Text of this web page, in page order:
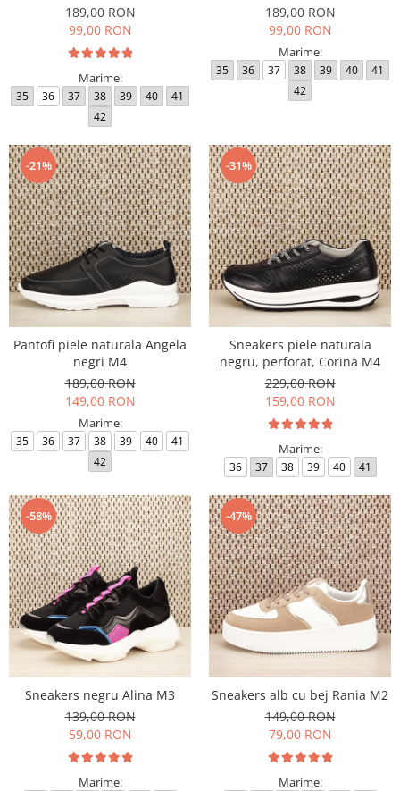
189,00 RON
99,00 RON
Marime:
35 36 37 38 39 40
41
42
189,00 RON
99,00 RON
Marime:
35 36 37 38 39 40
41
42
-21%
Pantofi piele naturala Angela
negri M4
189,00 RON
149,00 RON
Marime:
35 36 37 38 39 40
41
42
-31%
Sneakers piele naturala
negru, perforat, Corina M4
229,00 RON
159,00 RON
Marime:
36 37 38 39 40 41
-58%
Sneakers negru Alina M3
139,00 RON
59,00 RON
Marime:
-47%
Sneakers alb cu bej Rania M2
149,00 RON
79,00 RON
Marime: